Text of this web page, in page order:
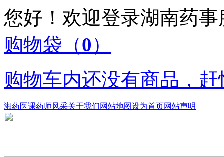
您好！欢迎登录湖南药
购物袋 （0）
购物车内还没有商品，
湘药医课药师风采关于我们网站地图设为首页网站声明